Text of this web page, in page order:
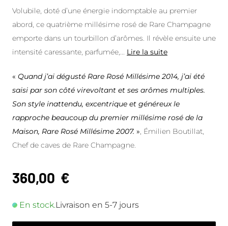
Volubile, doté d’une énergie indomptable au premier
abord, ce quatrième millésime rosé de Rare Champagne
emporte dans un tourbillon d’arômes. Il révèle ensuite une
intensité caressante, parfumée,
Lire la suite
« Quand j’ai dégusté Rare Rosé Millésime 2014, j’ai été
saisi par son côté virevoltant et ses arômes multiples.
Son style inattendu, excentrique et généreux le
rapproche beaucoup du premier millésime rosé de la
Maison, Rare Rosé Millésime 2007. » , Émilien Boutillat,
Chef de caves de Rare Champagne.
360,00 €
En stock.Livraison en 5-7 jours